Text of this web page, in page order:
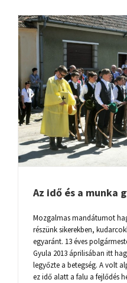
Az idő és a munka
Mozgalmas mandátumot
részünk sikerekben,
egyaránt. 13 éves
Gyula 2013 áprilisában itt
legyőzte a betegség. A volt
ez idő alatt a falu a fejlődés